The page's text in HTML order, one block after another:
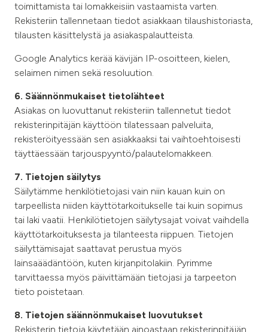
toimittamista tai lomakkeisiin vastaamista varten.
Rekisteriin tallennetaan tiedot asiakkaan tilaushistoriasta,
tilausten käsittelystä ja asiakaspalautteista.
Google Analytics kerää kävijän IP-osoitteen, kielen,
selaimen nimen sekä resoluution.
6. Säännönmukaiset tietolähteet
Asiakas on luovuttanut rekisteriin tallennetut tiedot
rekisterinpitäjän käyttöön tilatessaan palveluita,
rekisteröityessään sen asiakkaaksi tai vaihtoehtoisesti
täyttäessään tarjouspyyntö/palautelomakkeen.
7. Tietojen säilytys
Säilytämme henkilötietojasi vain niin kauan kuin on
tarpeellista niiden käyttötarkoitukselle tai kuin sopimus
tai laki vaatii. Henkilötietojen säilytysajat voivat vaihdella
käyttötarkoituksesta ja tilanteesta riippuen. Tietojen
säilyttämisajat saattavat perustua myös
lainsaäädäntöön, kuten kirjanpitolakiin. Pyrimme
tarvittaessa myös päivittämään tietojasi ja tarpeeton
tieto poistetaan.
8. Tietojen säännönmukaiset luovutukset
Rekisterin tietoja käytetään ainoastaan rekisterinpitäjän